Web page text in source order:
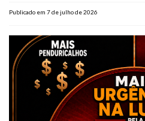
Publicado em 7 de julho de 2026
Plano de Saúde
Assistência Funeral
Pós-graduação
FacebookInstagramTwitter